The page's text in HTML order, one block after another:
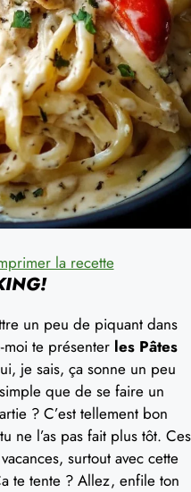
la recette
un peu de piquant dans
te présenter les Pâtes
je sais, ça sonne un peu
que de se faire un
? C’est tellement bon
ne l’as pas fait plus tôt. Ces
surtout avec cette
te tente ? Allez, enfile ton